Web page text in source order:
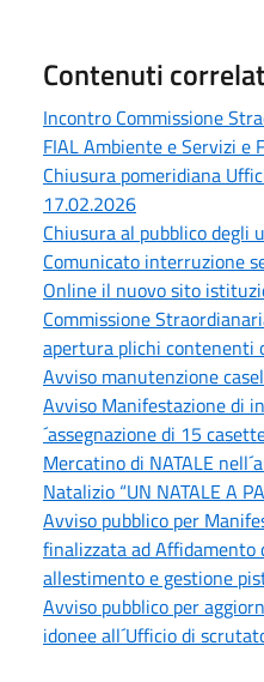
Contenuti
Incontro Commissione
FIAL Ambiente e Servizi e
Chiusura pomeridiana
17.02.2026
Chiusura al pubblico degli
Comunicato interruzione
Online il nuovo sito
Commissione
apertura plichi contenenti
Avviso manutenzione
Avviso Manifestazione di
´assegnazione di 15
Mercatino di NATALE
Natalizio “UN NATALE A
Avviso pubblico per
finalizzata ad Affidamento
allestimento e gestione
Avviso pubblico per
idonee all´Ufficio di